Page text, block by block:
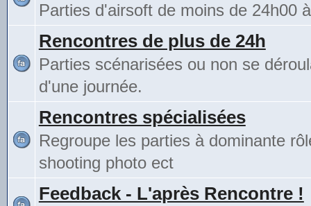
Parties d'airsoft de moins de 24h00
Rencontres de plus de 24h
Parties scénarisées ou non se
d'une journée.
Rencontres spécialisées
Regroupe les parties à dominante
shooting photo ect
Feedback - L'après Rencontre !